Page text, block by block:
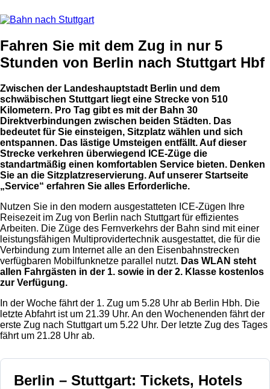
Fahren Sie mit dem Zug in nur 5
Stunden von Berlin nach Stuttgart Hbf
Zwischen der Landeshauptstadt Berlin und dem
schwäbischen Stuttgart liegt eine Strecke von 510
Kilometern. Pro Tag gibt es mit der Bahn 30
Direktverbindungen zwischen beiden Städten. Das
bedeutet für Sie einsteigen, Sitzplatz wählen und sich
entspannen. Das lästige Umsteigen entfällt. Auf dieser
Strecke verkehren überwiegend ICE-Züge die
standartmäßig einen komfortablen Service bieten. Denken
Sie an die Sitzplatzreservierung. Auf unserer Startseite
„Service“ erfahren Sie alles Erforderliche.
Nutzen Sie in den modern ausgestatteten ICE-Zügen Ihre
Reisezeit im Zug von Berlin nach Stuttgart für effizientes
Arbeiten. Die Züge des Fernverkehrs der Bahn sind mit einer
leistungsfähigen Multiprovidertechnik ausgestattet, die für die
Verbindung zum Internet alle an den Eisenbahnstrecken
verfügbaren Mobilfunknetze parallel nutzt. Das WLAN steht
allen Fahrgästen in der 1. sowie in der 2. Klasse kostenlos
zur Verfügung.
In der Woche fährt der 1. Zug um 5.28 Uhr ab Berlin Hbh. Die
letzte Abfahrt ist um 21.39 Uhr. An den Wochenenden fährt der
erste Zug nach Stuttgart um 5.22 Uhr. Der letzte Zug des Tages
fährt um 21.28 Uhr ab.
Berlin – Stuttgart: Tickets, Hotels